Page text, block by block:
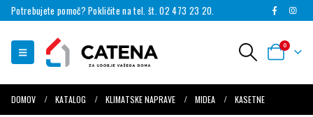
Potrebujete pomoč? Pokličite na tel. št. 02 473 23 20.
0
DOMOV KATALOG KLIMATSKE NAPRAVE MIDEA KASETNE